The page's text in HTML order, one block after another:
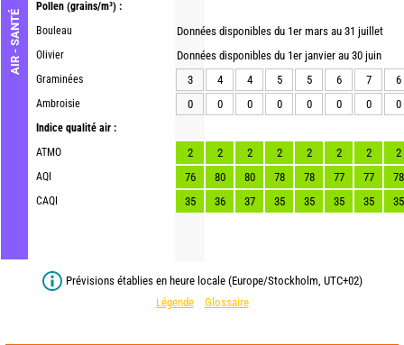
AIR - SANTÉ
Pollen (grains/m³) :
Bouleau
Olivier
Graminées
Ambroisie
Indice qualité air :
ATMO
AQI
CAQI
Données disponibles du 1er mars au 31 juillet
Données disponibles du 1er janvier au 30 juin
3
4 4 5 5 6 7
6
0
0 0 0 0 0 0 0
2 2 2 2 2 2 2
2
76
80 80 78 78 77 77
78
35
36 37 35 35 35 35 35
Prévisions établies en heure locale (Europe/Stockholm, UTC+02)
Légende
Glossaire